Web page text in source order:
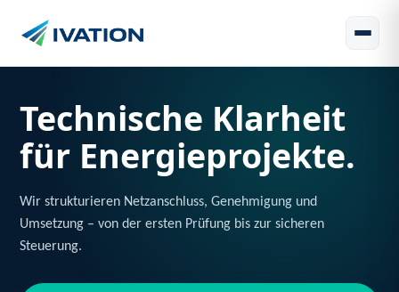
Technische Klarheit
für Energieprojekte.
Wir strukturieren Netzanschluss, Genehmigung und
Umsetzung – von der ersten Prüfung bis zur sicheren
Steuerung.